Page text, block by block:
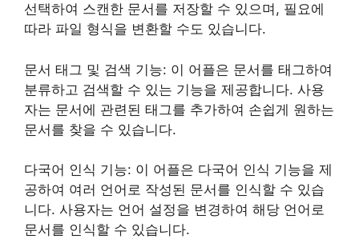
선택하여 스캔한 문서를 저장할 수 있으며, 필요에
따라 파일 형식을 변환할 수도 있습니다.
문서 태그 및 검색 기능: 이 어플은 문서를 태그하여
분류하고 검색할 수 있는 기능을 제공합니다. 사용
자는 문서에 관련된 태그를 추가하여 손쉽게 원하는
문서를 찾을 수 있습니다.
다국어 인식 기능: 이 어플은 다국어 인식 기능을 제
공하여 여러 언어로 작성된 문서를 인식할 수 있습
니다. 사용자는 언어 설정을 변경하여 해당 언어로
문서를 인식할 수 있습니다.